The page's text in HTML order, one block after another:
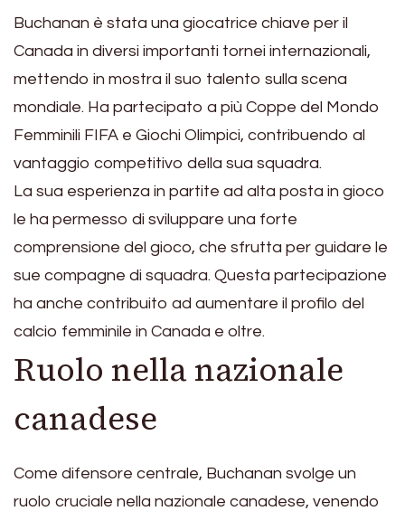
Buchanan è stata una giocatrice chiave per il
Canada in diversi importanti tornei internazionali,
mettendo in mostra il suo talento sulla scena
mondiale. Ha partecipato a più Coppe del Mondo
Femminili FIFA e Giochi Olimpici, contribuendo al
vantaggio competitivo della sua squadra.
La sua esperienza in partite ad alta posta in gioco
le ha permesso di sviluppare una forte
comprensione del gioco, che sfrutta per guidare le
sue compagne di squadra. Questa partecipazione
ha anche contribuito ad aumentare il profilo del
calcio femminile in Canada e oltre.
Ruolo nella nazionale
canadese
Come difensore centrale, Buchanan svolge un
ruolo cruciale nella nazionale canadese, venendo